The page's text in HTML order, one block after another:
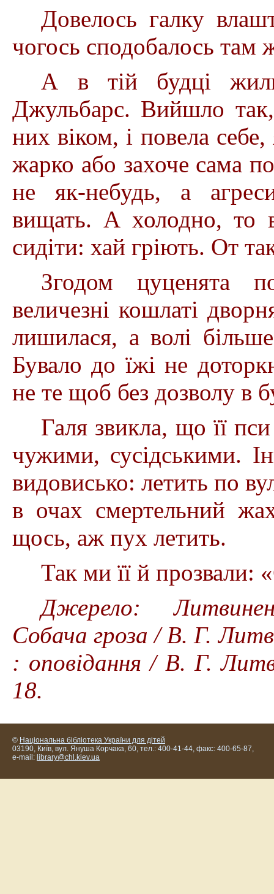
Довелось галку
чогось сподобалось там
А в тій будці
Джульбарс. Вийшло
них віком, і повела
жарко або захоче сама
не як-небудь, а
вищать. А холодно, то
сидіти: хай гріють. От
Згодом цуценята
величезні кошлаті
лишилася, а волі
Бувало до їжі не
не те щоб без дозволу в
Галя звикла, що її
чужими, сусідськими.
видовисько: летить по
в очах смертельний
щось, аж пух летить.
Так ми її й прозвали:
Джерело:
Собача гроза / В. Г.
: оповідання / В. Г.
18.
© Національна бібліотека України для дітей
03190, Київ, вул. Януша Корчака, 60, тел.: 400-41-44, факс: 400-65-87,
e-mail: library@chl.kiev.ua